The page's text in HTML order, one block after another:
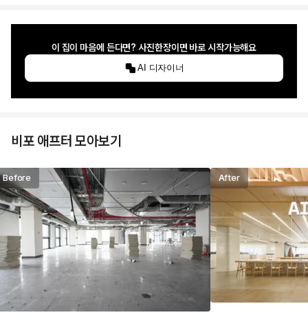
이 집이 마음에 든다면? 사진한장이면 바로 시작가능해요
AI 디자이너
비포 애프터 모아보기